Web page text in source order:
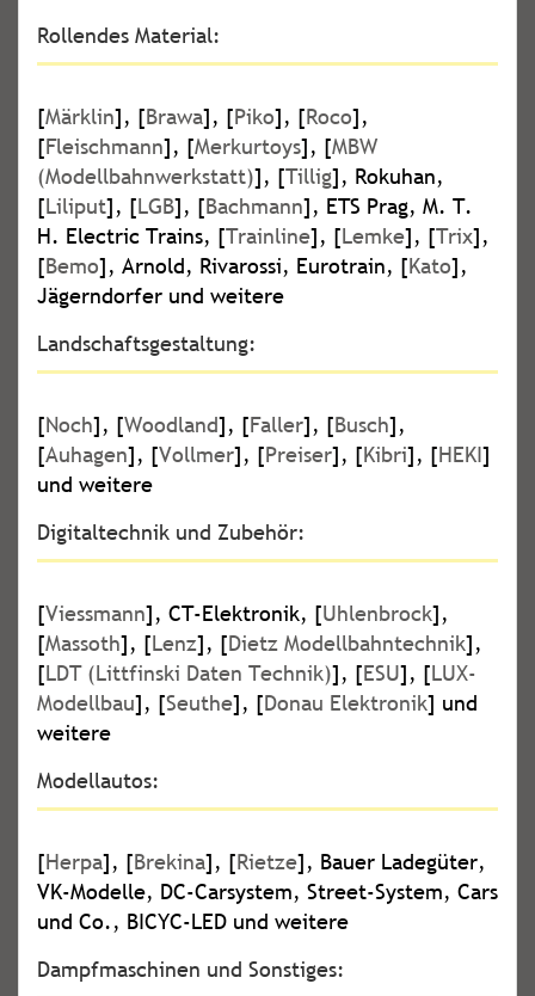
Rollendes Material:
[Märklin], [Brawa], [Piko], [Roco],
[Fleischmann], [Merkurtoys], [MBW
(Modellbahnwerkstatt)], [Tillig], Rokuhan,
[Liliput], [LGB], [Bachmann], ETS Prag, M. T.
H. Electric Trains, [Trainline], [Lemke], [Trix],
[Bemo], Arnold, Rivarossi, Eurotrain, [Kato],
Jägerndorfer und weitere
Landschaftsgestaltung:
[Noch], [Woodland], [Faller], [Busch],
[Auhagen], [Vollmer], [Preiser], [Kibri], [HEKI]
und weitere
Digitaltechnik und Zubehör:
[Viessmann], CT-Elektronik, [Uhlenbrock],
[Massoth], [Lenz], [Dietz Modellbahntechnik],
[LDT (Littfinski Daten Technik)], [ESU], [LUX-
Modellbau], [Seuthe], [Donau Elektronik] und
weitere
Modellautos:
[Herpa], [Brekina], [Rietze], Bauer Ladegüter,
VK-Modelle, DC-Carsystem, Street-System, Cars
und Co., BICYC-LED und weitere
Dampfmaschinen und Sonstiges: